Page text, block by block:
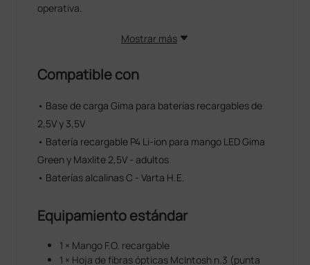
operativa.
Mostrar más
Compatible con
• Base de carga Gima para baterías recargables de
2,5V y 3,5V
• Batería recargable P4 Li-ion para mango LED Gima
Green y Maxlite 2,5V - adultos
• Baterías alcalinas C - Varta H.E.
Equipamiento estándar
1 × Mango F.O. recargable
1 × Hoja de fibras ópticas McIntosh n.3 (punta